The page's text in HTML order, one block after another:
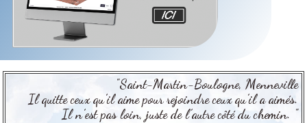
"Saint-Martin-Boulogne, Menneville
Il quitte ceux qu’il aime pour rejoindre ceux qu’il a aimés.
Il n’est pas loin, juste de l’autre côté du chemin. "